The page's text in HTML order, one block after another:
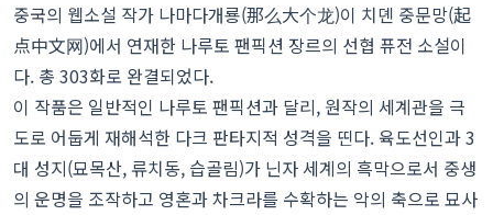
중국의 웹소설 작가 나마다개룡(那么大个龙)이 치뎬 중문망(起
点中文网)에서 연재한 나루토 팬픽션 장르의 선협 퓨전 소설이
다. 총 303화로 완결되었다.
이 작품은 일반적인 나루토 팬픽션과 달리, 원작의 세계관을 극
도로 어둡게 재해석한 다크 판타지적 성격을 띤다. 육도선인과 3
대 성지(묘목산, 류치동, 습골림)가 닌자 세계의 흑막으로서 중생
의 운명을 조작하고 영혼과 차크라를 수확하는 악의 축으로 묘사